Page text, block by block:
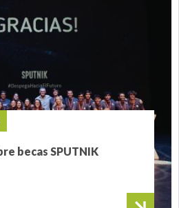
becas SPUTNIK